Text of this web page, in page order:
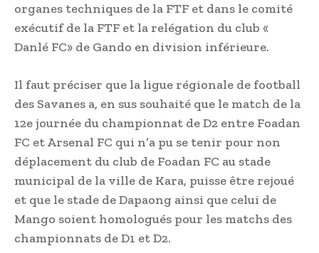
organes techniques de la FTF et dans le comité
exécutif de la FTF et la relégation du club «
Danlé FC» de Gando en division inférieure.
Il faut préciser que la ligue régionale de football
des Savanes a, en sus souhaité que le match de la
12e journée du championnat de D2 entre Foadan
FC et Arsenal FC qui n’a pu se tenir pour non
déplacement du club de Foadan FC au stade
municipal de la ville de Kara, puisse être rejoué
et que le stade de Dapaong ainsi que celui de
Mango soient homologués pour les matchs des
championnats de D1 et D2.